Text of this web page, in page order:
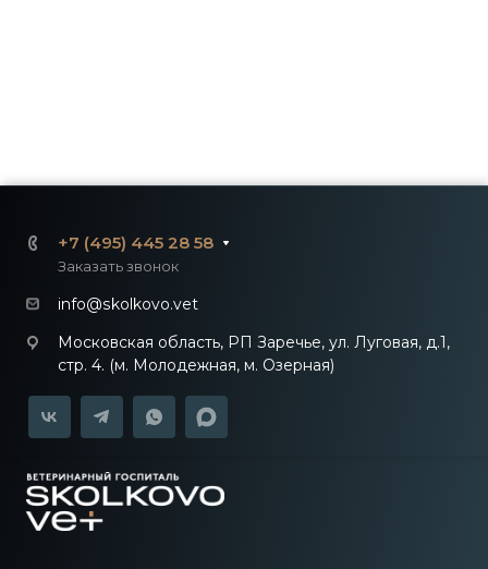
+7 (495) 445 28 58
Заказать звонок
info@skolkovo.vet
Московская область, РП Заречье, ул. Луговая, д.1,
стр. 4. (м. Молодежная, м. Озерная)